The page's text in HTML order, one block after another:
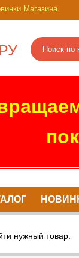
Магазина
нужный товар.